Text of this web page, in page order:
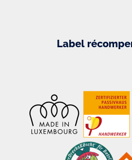
Label